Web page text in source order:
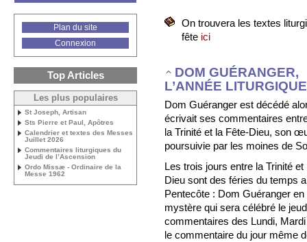
On trouvera les textes
fête ici
DOM GUÉRANGER,
L’ANNÉE LITURGIQUE
Dom Guéranger est décédé
écrivait ses commentaires
la Trinité et la Fête-Dieu, son
poursuivie par les moines de
Les trois jours entre la Trinité et
Dieu sont des féries du temps
Pentecôte : Dom Guéranger
mystère qui sera célébré le
commentaires des Lundi,
le commentaire du jour même
Plan du site
Connexion
Top Articles
Les plus populaires
St Joseph, Artisan
Sts Pierre et Paul, Apôtres
Calendrier et textes des Messes
Juillet 2026
Commentaires liturgiques du
Jeudi de l’Ascension
Ordo Missæ - Ordinaire de la
Messe 1962